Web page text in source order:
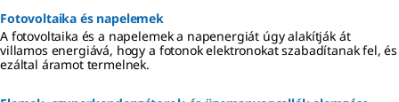
Fotovoltaika és napelemek
A fotovoltaika és a napelemek a napenergiát úgy alakítják át
villamos energiává, hogy a fotonok elektronokat szabadítanak fel, és
ezáltal áramot termelnek.